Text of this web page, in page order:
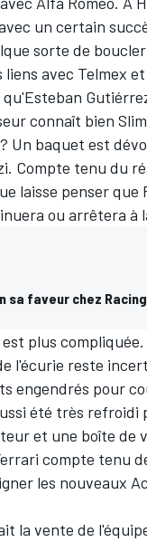
un certain
sorte de
avec Telmex
Esteban
connaît bien
Un baquet est
. Compte tenu du
laisse penser
ou arrêtera à
sa faveur chez
plus compliquée.
l'écurie reste
engendrés pour
été très refroidi
et une boîte de
compte tenu
les nouveaux
la vente de